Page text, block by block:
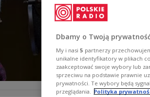
obu
nasz
Zobacz
Dbamy o Twoją
My i nasi 5 partnerzy
unikalne identyfikatory w plikach
zaakceptować swoje wybory lub
sprzeciwu na podstawie prawnie
prywatności. Te wybory będą
przeglądania. Polityka